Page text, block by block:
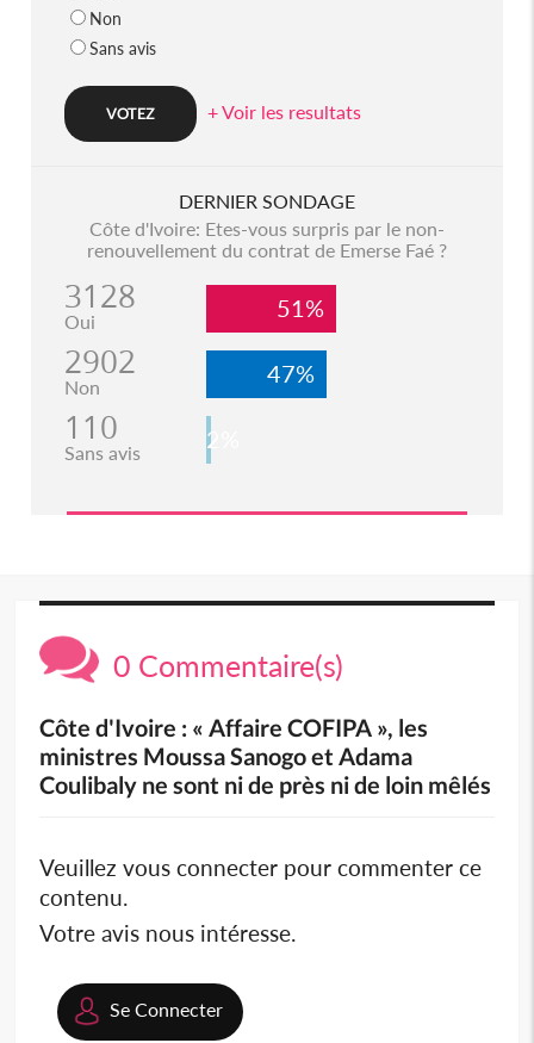
Non
Sans avis
+ Voir les resultats
DERNIER SONDAGE
Côte d'Ivoire: Etes-vous surpris par le non-
renouvellement du contrat de Emerse Faé ?
3128
Oui 51%
2902
Non 47%
110
Sans avis 2%
0 Commentaire(s)
Côte d'Ivoire : « Affaire COFIPA », les
ministres Moussa Sanogo et Adama
Coulibaly ne sont ni de près ni de loin mêlés
Veuillez vous connecter pour commenter ce
contenu.
Votre avis nous intéresse.
Se Connecter